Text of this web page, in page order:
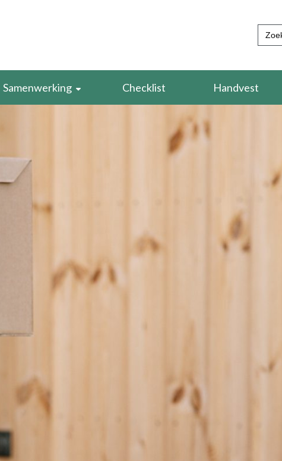
Zoek
naar:
Samenwerking
Evenementen
Checklist Handvest